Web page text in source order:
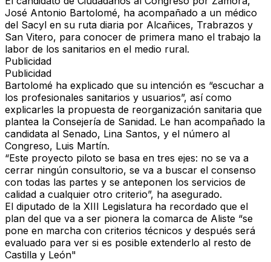
José Antonio Bartolomé, ha acompañado a un médico
del Sacyl en su ruta diaria por Alcañices, Trabrazos y
San Vitero, para conocer de primera mano el trabajo la
labor de los sanitarios en el medio rural.
Publicidad
Publicidad
Bartolomé ha explicado que su intención es “escuchar a
los profesionales sanitarios y usuarios”, así como
explicarles la propuesta de reorganización sanitaria que
plantea la Consejería de Sanidad. Le han acompañado la
candidata al Senado, Lina Santos, y el número al
Congreso, Luis Martín.
“Este proyecto piloto se basa en tres ejes: no se va a
cerrar ningún consultorio, se va a buscar el consenso
con todas las partes y se anteponen los servicios de
calidad a cualquier otro criterio”, ha asegurado.
El diputado de la XIII Legislatura ha recordado que el
plan del que va a ser pionera la comarca de Aliste “se
pone en marcha con criterios técnicos y después será
evaluado para ver si es posible extenderlo al resto de
Castilla y León"